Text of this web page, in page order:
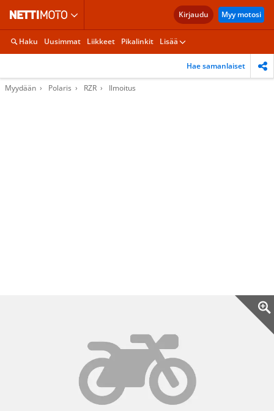
Kirjaudu Myy motosi
Haku Uusimmat Liikkeet Pikalinkit Lisää
Hae samanlaiset
Myydään Polaris RZR Ilmoitus